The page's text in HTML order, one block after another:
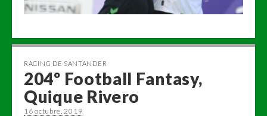
RACING DE SANTANDER
204º Football Fantasy,
Quique Rivero
16 octubre, 2019